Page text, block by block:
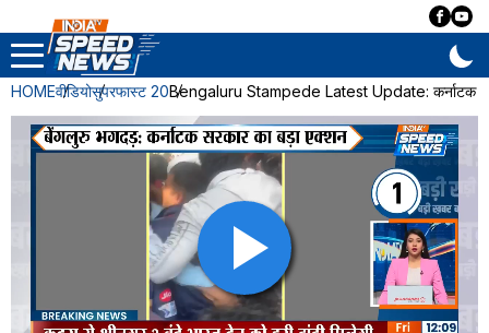
HOMEवीडियोसुपरफास्ट 20Bengaluru Stampede Latest Update: कर्नाटक